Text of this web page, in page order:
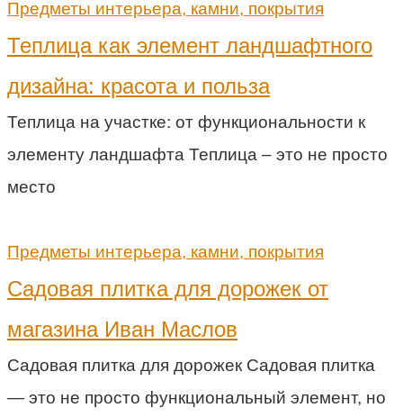
Предметы интерьера, камни, покрытия
Теплица как элемент ландшафтного
дизайна: красота и польза
Теплица на участке: от функциональности к
элементу ландшафта Теплица – это не просто
место
Предметы интерьера, камни, покрытия
Садовая плитка для дорожек от
магазина Иван Маслов
Садовая плитка для дорожек Садовая плитка
— это не просто функциональный элемент, но